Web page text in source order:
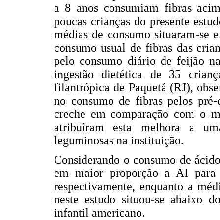
a 8 anos consumiam fibras
poucas crianças do presente
médias de consumo situaram-
consumo usual de fibras das
pelo consumo diário de feijão
ingestão dietética de 35
filantrópica de Paquetá (RJ),
no consumo de fibras pelos pré-
creche em comparação com o
atribuíram esta melhora a
leguminosas na instituição.
Considerando o consumo de
em maior proporção a AI
respectivamente, enquanto a
neste estudo situou-se abaixo
infantil americano.